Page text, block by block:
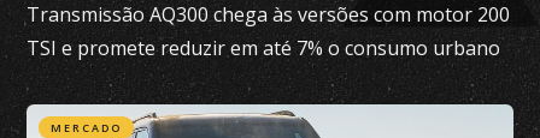
Transmissão AQ300 chega às versões com motor 200
TSI e promete reduzir em até 7% o consumo urbano
com gasolina
MERCADO